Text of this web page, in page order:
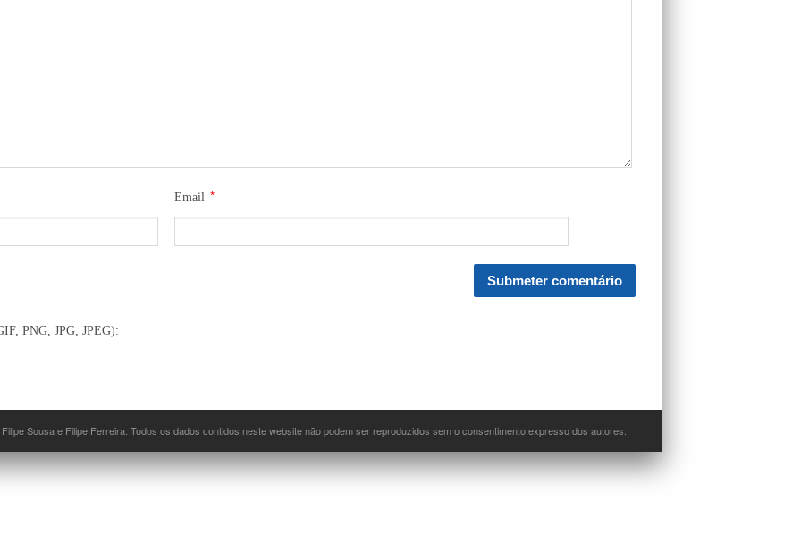
Email *
PNG, JPG, JPEG):
Sousa e Filipe Ferreira. Todos os dados contidos neste website não podem ser reproduzidos sem o consentimento expresso dos autores.